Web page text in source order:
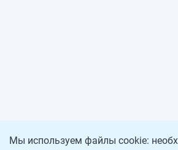
Мы используем файлы cookie: